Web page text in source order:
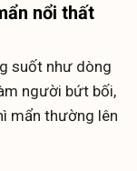
nổi thất
suốt như dòng
người bứt bối,
mẩn thường lên